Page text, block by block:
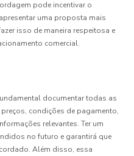
pode incentivar o
uma proposta mais
isso de maneira respeitosa e
comercial.
documentar todas as
condições de pagamento,
relevantes. Ter um
no futuro e garantirá que
Além disso, essa